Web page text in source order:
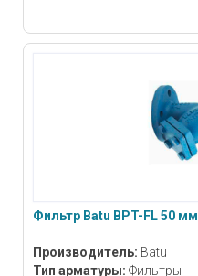
Фильтр Batu BPT-FL 50 мм
Производитель: Batu
Тип арматуры: Фильтры